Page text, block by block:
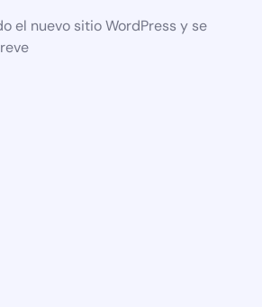
el nuevo sitio WordPress y se